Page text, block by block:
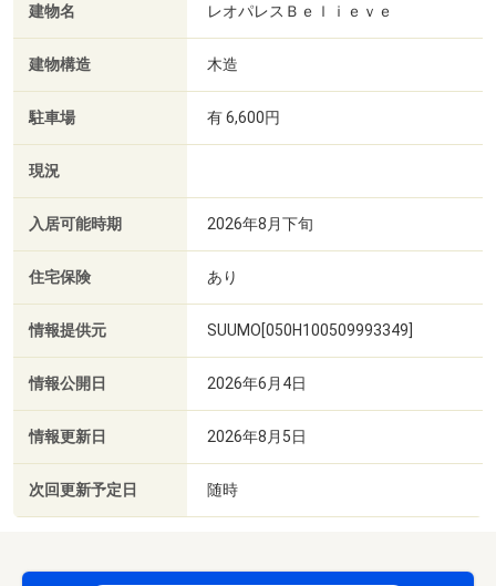
建物名 レオパレスＢｅｌｉｅｖｅ
建物構造 木造
駐車場 有 6,600円
現況
入居可能時期 2026年8月下旬
住宅保険 あり
情報提供元 SUUMO[050H100509993349]
情報公開日 2026年6月4日
情報更新日 2026年8月5日
次回更新予定日 随時